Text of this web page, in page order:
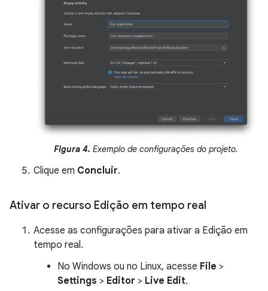
Figura 4. Exemplo de configurações do projeto.
Clique em Concluir.
Ativar o recurso Edição em tempo real
Acesse as configurações para ativar a Edição em
tempo real.
No Windows ou no Linux, acesse File >
Settings > Editor > Live Edit.